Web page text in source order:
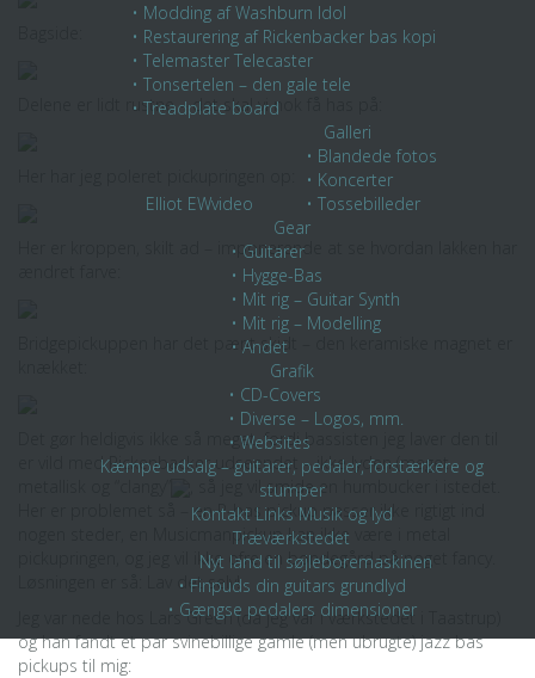
• Modding af Washburn Idol
• Restaurering af Rickenbacker bas kopi
• Telemaster Telecaster
• Tonsertelen – den gale tele
• Treadplate board
Elliot EWvideo
Galleri
• Blandede fotos
• Koncerter
• Tossebilleder
Gear
• Guitarer
• Hygge-Bas
• Mit rig – Guitar Synth
• Mit rig – Modelling
• Andet
Grafik
• CD-Covers
• Diverse – Logos, mm.
• Websites
Kæmpe udsalg – guitarer, pedaler, forstærkere og
stumper
Kontakt Links Musik og lyd
Træværkstedet
Nyt land til søjleboremaskinen
• Finpuds din guitars grundlyd
• Gængse pedalers dimensioner
Delene er lidt rustne – det skal vi nok få has på:
Her er kroppen, skilt ad – imponerende at se hvordan lakken har
Bridgepickuppen har det pænt skidt – den keramiske magnet er
Det gør heldigvis ikke så meget, fordi bassisten jeg laver den til
er vild med Rickenbacker udseendet – ikke lyden (meget
, så jeg vil smide en humbucker i istedet.
Her er problemet så – en P-bas pickup passer ikke rigtigt ind
nogen steder, en Musicmanpickup kan ikke være i metal
pickupringen, og jeg vil ikke ofre en bondegård på noget fancy.
Løsningen er så: Lav det selv!
Jeg var nede hos Lars Green (da jeg var i værkstedet i Taastrup)
og han fandt et par svinebillige gamle (men ubrugte) jazz bas
pickups til mig: